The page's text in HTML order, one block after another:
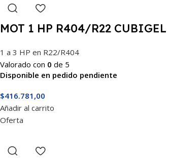
MOT 1 HP R404/R22 CUBIGEL
1 a 3 HP en R22/R404
Valorado con 0 de 5
Disponible en pedido pendiente
$416.781,00
Añadir al carrito
Oferta